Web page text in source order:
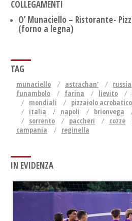
COLLEGAMENTI
O’ Munaciello – Ristorante-
(forno a legna)
TAG
munaciello astrachan' russia
funambolo
farina lievito
mondiali
pizzaiolo acrobatico
italia
napoli brionvega
sorrento
paccheri cozze
campania
reginella
IN EVIDENZA